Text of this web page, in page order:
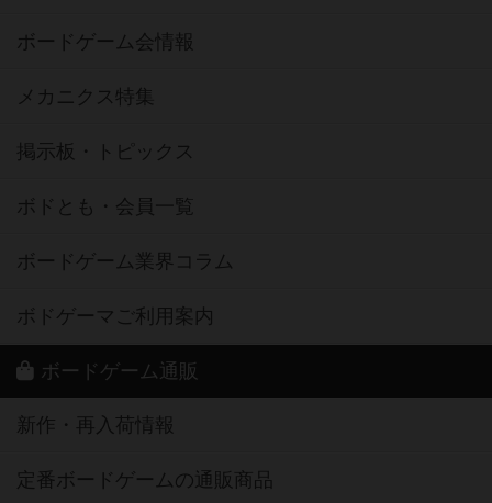
ボードゲーム会情報
メカニクス特集
掲示板・トピックス
ボドとも・会員一覧
ボードゲーム業界コラム
ボドゲーマご利用案内
ボードゲーム通販
新作・再入荷情報
定番ボードゲームの通販商品